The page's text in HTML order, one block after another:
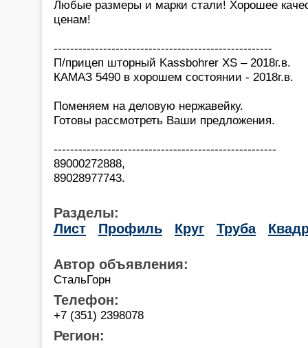
Любые размеры и марки стали! Хорошее
ценам!
-----------------------------------------------------
П/прицеп шторный Kassbohrer XS – 2018г.в.
КАМАЗ 5490 в хорошем состоянии - 2018г.в.
Поменяем на деловую нержавейку.
Готовы рассмотреть Ваши предложения.
------------------------------------------------------
89000272888,
89028977743.
Разделы:
Лист
Профиль Круг Труба
Автор объявления:
СтальГорн
Телефон:
+7 (351) 2398078
Регион: